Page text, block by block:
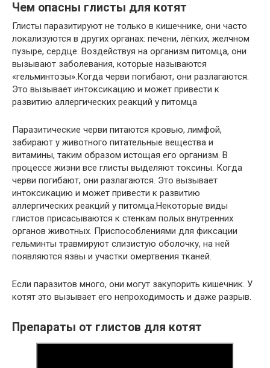
Чем опасны глисты для котят
Глисты паразитируют не только в кишечнике, они часто
локализуются в других органах: печени, лёгких, желчном
пузыре, сердце. Воздействуя на организм питомца, они
вызывают заболевания, которые называются
«гельминтозы».Когда черви погибают, они разлагаются.
Это вызывает интоксикацию и может привести к
развитию аллергических реакций у питомца
Паразитические черви питаются кровью, лимфой,
забирают у животного питательные вещества и
витамины, таким образом истощая его организм. В
процессе жизни все глисты выделяют токсины. Когда
черви погибают, они разлагаются. Это вызывает
интоксикацию и может привести к развитию
аллергических реакций у питомца.Некоторые виды
глистов присасываются к стенкам полых внутренних
органов животных. Приспособлениями для фиксации
гельминты травмируют слизистую оболочку, на ней
появляются язвы и участки омертвения тканей.
Если паразитов много, они могут закупорить кишечник. У
котят это вызывает его непроходимость и даже разрыв.
Препараты от глистов для котят